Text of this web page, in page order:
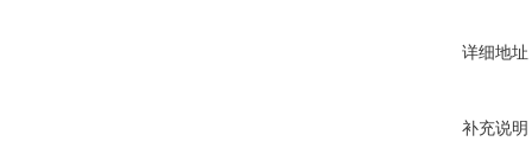
详细地址
补充说明